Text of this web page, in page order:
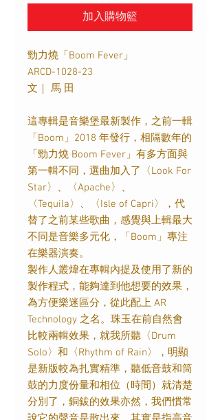
加入購物籃
勁力燒「Boom Fever」
ARCD-1028-23
文｜ 馬 田
這專輯是音樂堡最新製作，之前一輯
「Boom」2018 年發行，相隔數年的
「勁力燒 Boom Fever」有多方面與
第一輯不同，選曲加入了〈Look For
Star〉、〈Apache〉、
〈Tequila〉、〈Isle of Capri〉，代
替了之前某些歌曲，感覺與上輯最大
不同是音樂多元化，「Boom」專注
在樂器演奏。
製作人叢煒在專輯內提及使用了新的
製作程式，能夠達到他想要的效果，
為方便樂迷區分，從此配上 AR
Technology 之名。珠玉在前自然會
比較兩輯效果，就我所聽〈Drum
Solo〉和〈Rhythm of Rain〉，明顯
是新版較為扎實精準，聽低音鼓和筒
鼓的力度份量和相位（時間）就清楚
分別了，銅鈸的效果亦然，我們慣常